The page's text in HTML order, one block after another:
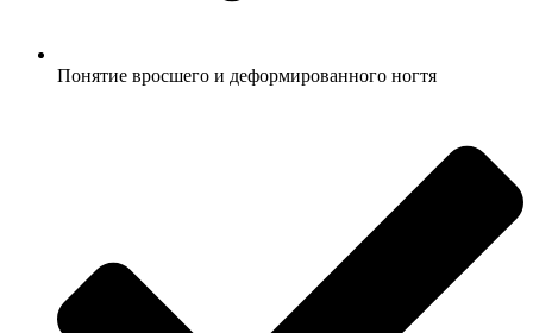
Понятие вросшего и деформированного ногтя